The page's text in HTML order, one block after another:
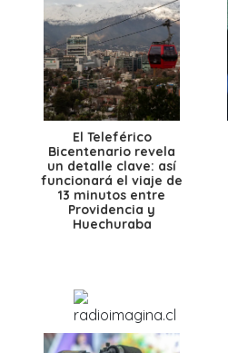
El Teleférico
Bicentenario revela
un detalle clave: así
funcionará el viaje de
13 minutos entre
Providencia y
Huechuraba